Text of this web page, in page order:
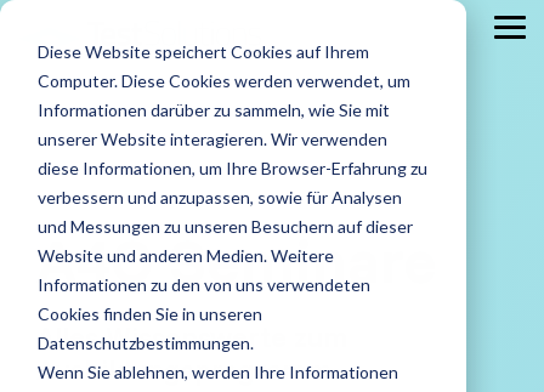
Diese Website speichert Cookies auf Ihrem
Computer. Diese Cookies werden verwendet, um
Informationen darüber zu sammeln, wie Sie mit
unserer Website interagieren. Wir verwenden
diese Informationen, um Ihre Browser-Erfahrung zu
verbessern und anzupassen, sowie für Analysen
und Messungen zu unseren Besuchern auf dieser
Website und anderen Medien. Weitere
Informationen zu den von uns verwendeten
Cookies finden Sie in unseren
Datenschutzbestimmungen.
Wenn Sie ablehnen, werden Ihre Informationen
Skip
main
content.Leistungen
Alle anzeigen
Agiles Testen
API Testing
Last- und Performance
Nutzerabnahmetest / UAT
Leistungen
Penetration Testing
Standardsoftware
Test Factory Services
Testautomatisierung
Testberatung
Leistungen
ISTQB Certified Tester
Foundation Level
AI Testing
IREB Certified
Professional for
Requirements
Engineering
A4Q Seminare
Alles Wissenswerte zum
Ausbildungsprogramm